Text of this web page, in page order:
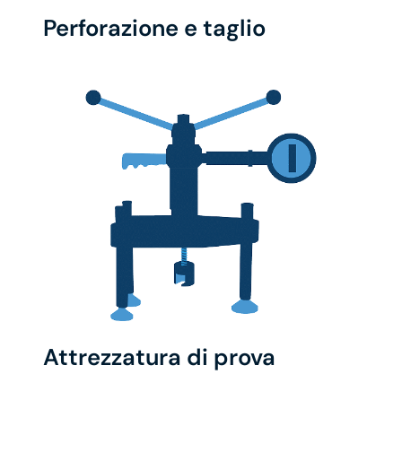
Perforazione e taglio
Attrezzatura di prova